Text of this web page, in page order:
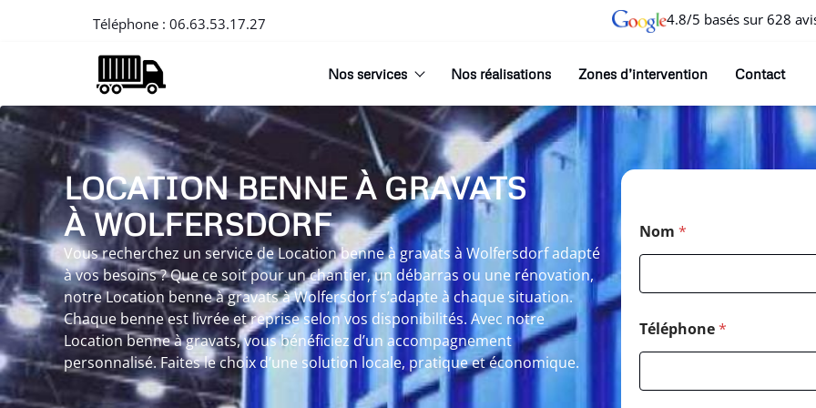
Téléphone : 06.63.53.17.27 4.8/5 basés sur 628
Nos services Nos réalisations Zones d’intervention Contact
LOCATION BENNE À GRAVATS
À WOLFERSDORF
Vous recherchez un service de Location benne à gravats à Wolfersdorf adapté
à vos besoins ? Que ce soit pour un chantier, un débarras ou une rénovation,
notre Location benne à gravats à Wolfersdorf s’adapte à chaque situation.
Chaque benne est livrée et reprise selon vos disponibilités. Avec notre
Location benne à gravats, vous bénéficiez d’un accompagnement
personnalisé. Faites le choix d’une solution locale, pratique et économique.
Nom *
Téléphone*